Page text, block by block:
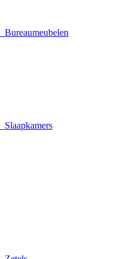
Bureaumeubelen
Slaapkamers